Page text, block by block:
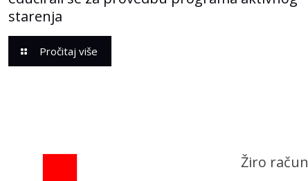
starenja
Pročitaj više
Žiro račun